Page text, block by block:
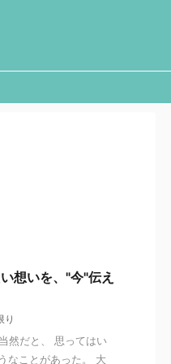
想いを、"今"伝え
り
然だと、 思ってはい
なことがあった。 大